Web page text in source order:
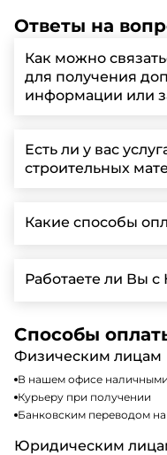
Ответы на
Как можно
для получения
информации или
запрос через нашу
заполнить форму на
детальной
Есть ли у вас
строительных
Ленинградской
автопарк, для
Какие способы
включая наличные,
кредитные карты.
Работаете ли Вы с
налогообложения, т.е
Способы
Физическим лицам
В нашем офисе наличными
Курьеру при получении
Банковским переводом на
Юридическим